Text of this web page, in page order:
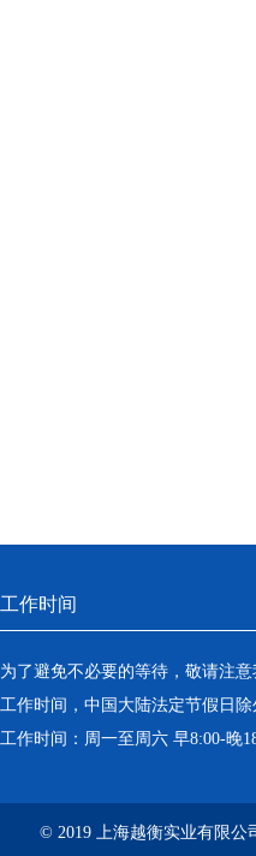
工作时间
为了避免不必要的等待，敬请注
工作时间，中国大陆法定节假日除
工作时间：周一至周六 早8:00-晚
© 2019 上海越衡实业有限公